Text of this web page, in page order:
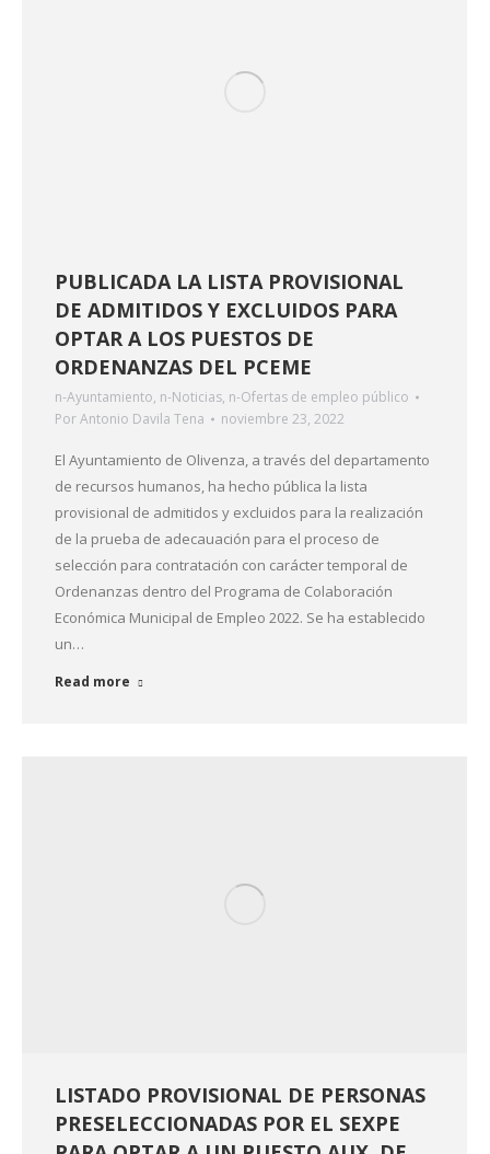
PUBLICADA LA LISTA PROVISIONAL
DE ADMITIDOS Y EXCLUIDOS PARA
OPTAR A LOS PUESTOS DE
ORDENANZAS DEL PCEME
n-Ayuntamiento, n-Noticias, n-Ofertas de empleo público
PorAntonio Davila Tena noviembre 23, 2022
El Ayuntamiento de Olivenza, a través del departamento
de recursos humanos, ha hecho pública la lista
provisional de admitidos y excluidos para la realización
de la prueba de adecauación para el proceso de
selección para contratación con carácter temporal de
Ordenanzas dentro del Programa de Colaboración
Económica Municipal de Empleo 2022. Se ha establecido
un…
Read more
LISTADO PROVISIONAL DE PERSONAS
PRESELECCIONADAS POR EL SEXPE